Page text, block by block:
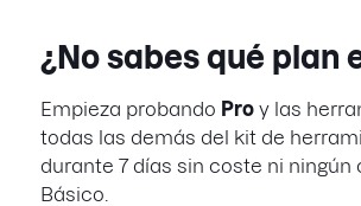
¿No sabes qué plan
Empieza probando Pro y las
todas las demás del kit de
durante 7 días sin coste ni
Básico.